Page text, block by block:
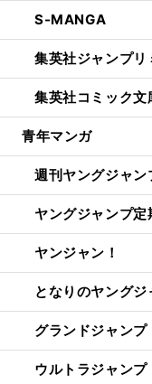
S-MANGA
集英社ジャンプリ
集英社コミック文
青年マンガ
週刊ヤングジャン
ヤングジャンプ
ヤンジャン！
となりのヤングジ
グランドジャンプ
ウルトラジャンプ